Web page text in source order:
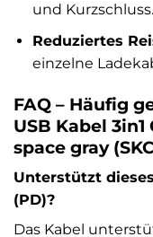
und Kurzschluss.
Reduziertes
einzelne
FAQ – Häufig
USB Kabel
space gray
Unterstützt
(PD)?
Das Kabel